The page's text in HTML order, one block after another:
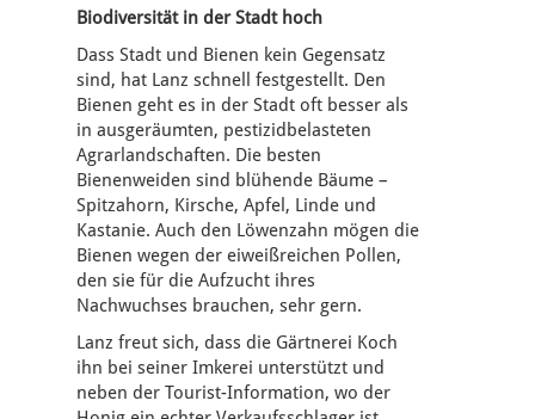
Biodiversität in der Stadt hoch
Dass Stadt und Bienen kein Gegensatz
sind, hat Lanz schnell festgestellt. Den
Bienen geht es in der Stadt oft besser als
in ausgeräumten, pestizidbelasteten
Agrarlandschaften. Die besten
Bienenweiden sind blühende Bäume –
Spitzahorn, Kirsche, Apfel, Linde und
Kastanie. Auch den Löwenzahn mögen die
Bienen wegen der eiweißreichen Pollen,
den sie für die Aufzucht ihres
Nachwuchses brauchen, sehr gern.
Lanz freut sich, dass die Gärtnerei Koch
ihn bei seiner Imkerei unterstützt und
neben der Tourist-Information, wo der